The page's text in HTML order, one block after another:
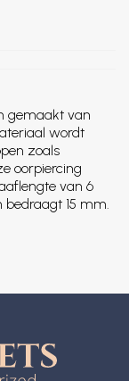
gemaakt van
wordt
zoals
oorpiercing
van 6
15 mm.